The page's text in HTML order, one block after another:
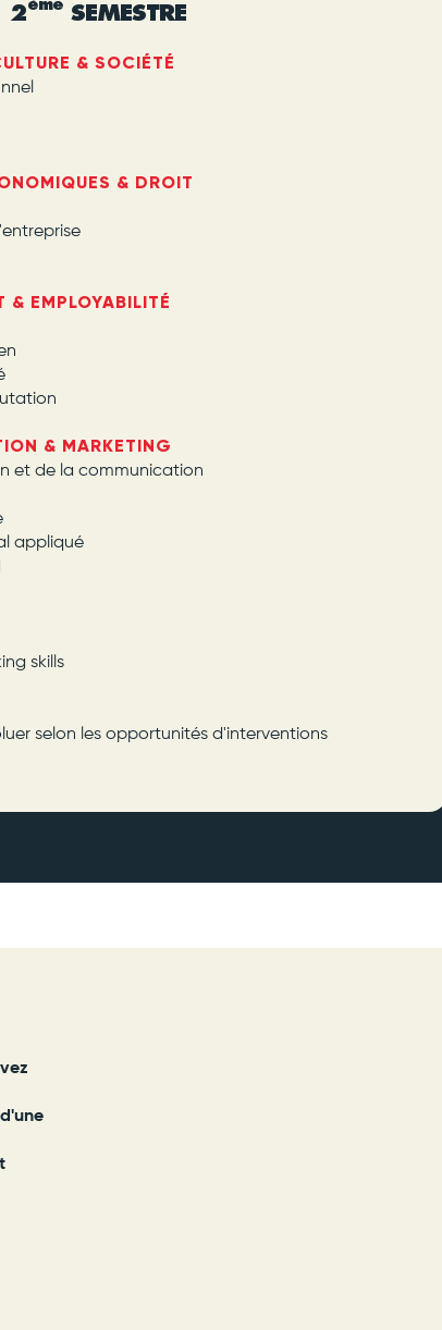
2 SEMESTRE
& SOCIÉTÉ
& DROIT
& EMPLOYABILITÉ
& MARKETING
et de la communication
appliqué
skills
selon les opportunités d'interventions